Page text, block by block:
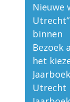
Nieuwe
binnen
Bezoek
het
Utrecht